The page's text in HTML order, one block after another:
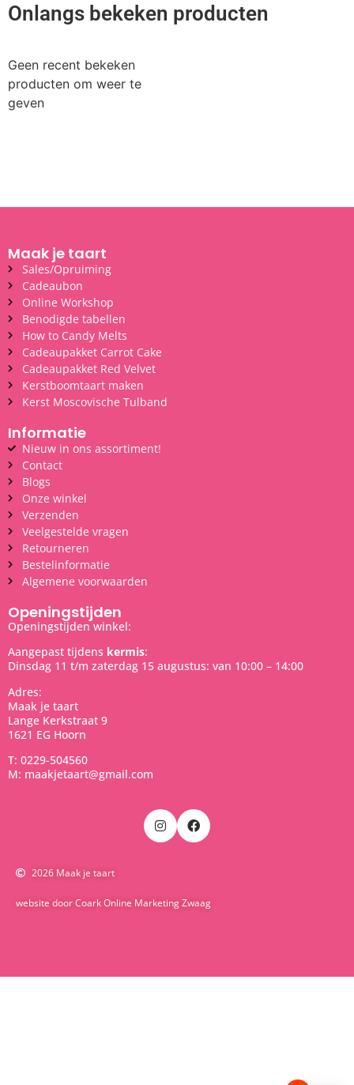
Onlangs bekeken producten
Geen recent bekeken
producten om weer te
geven
Maak je taart
Sales/Opruiming
Cadeaubon
Online Workshop
Benodigde tabellen
How to Candy Melts
Cadeaupakket Carrot Cake
Cadeaupakket Red Velvet
Kerstboomtaart maken
Kerst Moscovische Tulband
Informatie
Nieuw in ons assortiment!
Contact
Blogs
Onze winkel
Verzenden
Veelgestelde vragen
Retourneren
Bestelinformatie
Algemene voorwaarden
Openingstijden
Openingstijden winkel:
Aangepast tijdens kermis:
Dinsdag 11 t/m zaterdag 15 augustus: van 10:00 – 14:00
Adres:
Maak je taart
Lange Kerkstraat 9
1621 EG Hoorn
T: 0229-504560
M: maakjetaart@gmail.com
2026 Maak je taart
website door Coark Online Marketing Zwaag